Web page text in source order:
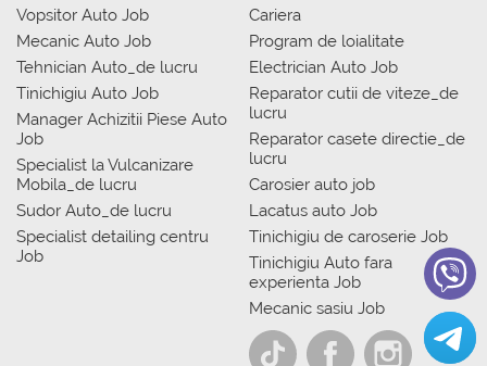
Vopsitor Auto Job
Mecanic Auto Job
Tehnician Auto_de lucru
Tinichigiu Auto Job
Manager Achizitii Piese Auto
Job
Specialist la Vulcanizare
Mobila_de lucru
Sudor Auto_de lucru
Specialist detailing centru
Job
Cariera
Program de loialitate
Electrician Auto Job
Reparator cutii de viteze_de
lucru
Reparator casete directie_de
lucru
Carosier auto job
Lacatus auto Job
Tinichigiu de caroserie Job
Tinichigiu Auto fara
experienta Job
Mecanic sasiu Job